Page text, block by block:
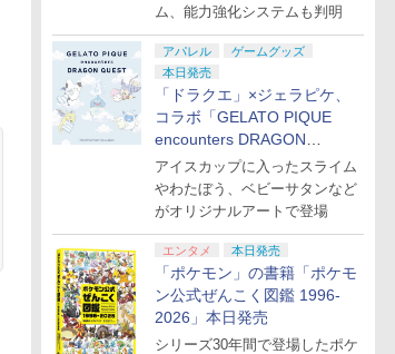
ム、能力強化システムも判明
アパレル
ゲームグッズ
本日発売
「ドラクエ」×ジェラピケ、
コラボ「GELATO PIQUE
encounters DRAGON
QUEST」第2弾が本日発売
アイスカップに入ったスライム
やわたぼう、ベビーサタンなど
がオリジナルアートで登場
エンタメ 本日発売
「ポケモン」の書籍「ポケモ
ン公式ぜんこく図鑑 1996-
2026」本日発売
シリーズ30年間で登場したポケ